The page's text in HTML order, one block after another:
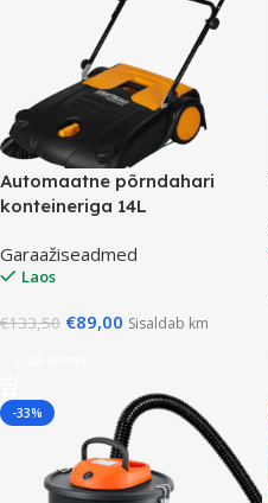
Automaatne põrndahari
konteineriga 14L
Garaažiseadmed
Laos
€133,50 €89,00 Sisaldab km
-33%